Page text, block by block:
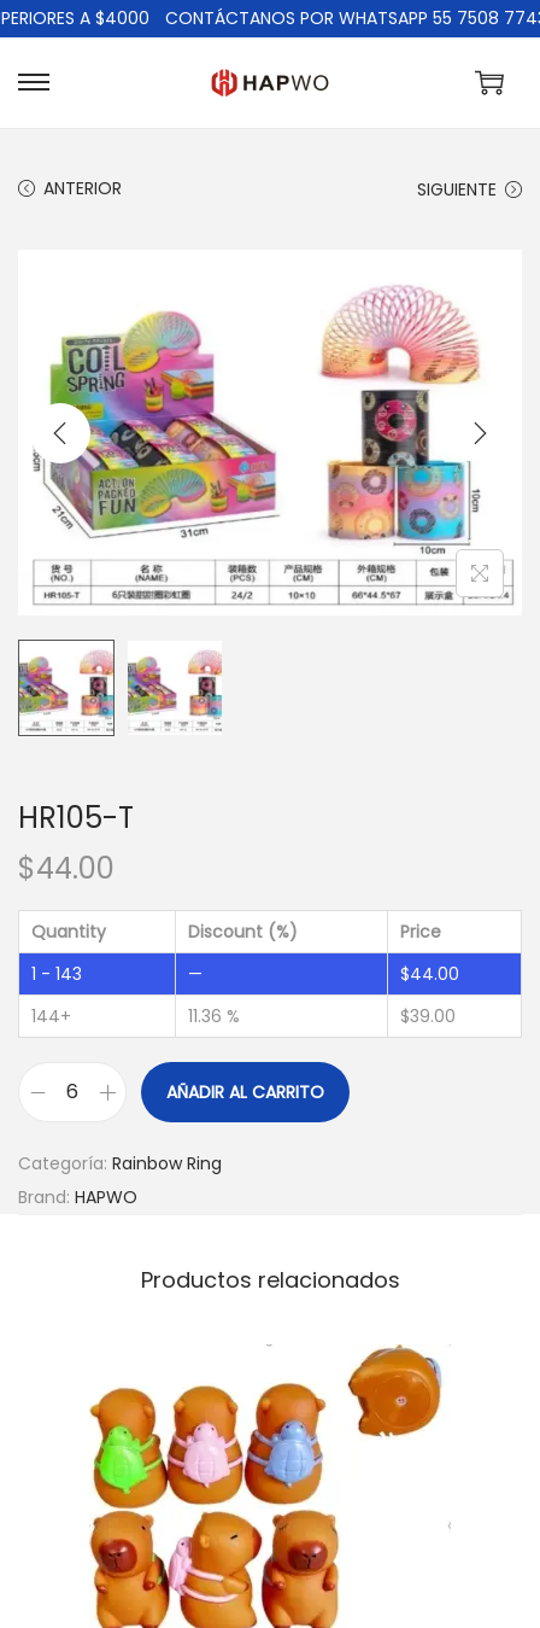
A $4000 CONTÁCTANOS POR WHATSAPP 55 7508 7743
ANTERIOR SIGUIENTE
HR105-T
$44.00
Quantity Discount (%)
Price
1 - 143
— $44.00
144+
11.36 % $39.00
AÑADIR AL CARRITO
Categoría: Rainbow Ring
Brand: HAPWO
Productos relacionados